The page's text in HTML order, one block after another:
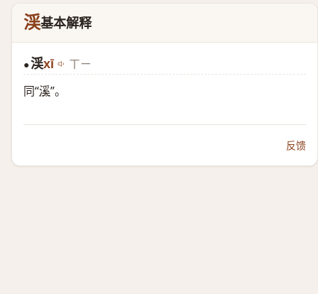
渓基本解释
●渓xī ㄒㄧ
同“溪”。
反馈